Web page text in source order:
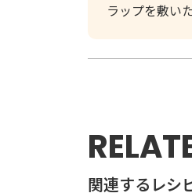
ラップを敷い
関連するレシ